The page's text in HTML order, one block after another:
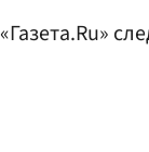
«Газета.Ru»